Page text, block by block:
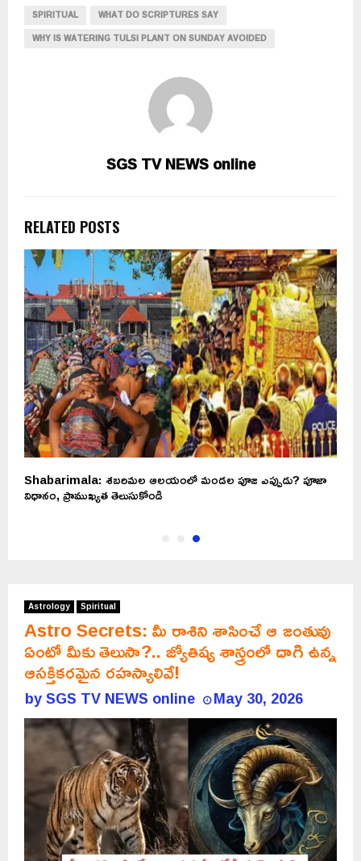
SPIRITUAL
WHAT DO SCRIPTURES SAY
WHY IS WATERING TULSI PLANT ON SUNDAY AVOIDED
SGS TV NEWS online
RELATED POSTS
Shabarimala: శబరిమల ఆలయంలో మండల పూజ ఎప్పుడు? పూజా
విధానం, ప్రాముఖ్యత తెలుసుకోండి
Astrology Spiritual
Astro Secrets: మీ రాశిని శాసించే ఆ జంతువు
ఏంటో మీకు తెలుసా?.. జ్యోతిష్య శాస్త్రంలో దాగి ఉన్న
ఆసక్తికరమైన రహస్యాలివే!
bySGS TV NEWS online May 30, 2026